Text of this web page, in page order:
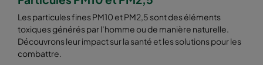
Les particules fines PM10 et PM2,5 sont des éléments
toxiques générés par l’homme ou de manière naturelle.
Découvrons leur impact sur la santé et les solutions pour les
combattre.